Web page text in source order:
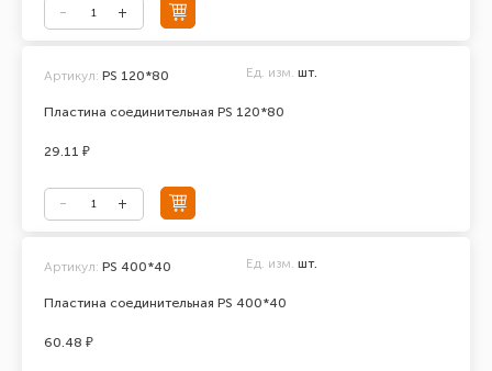
Пластина соединительная PS 120*80
Артикул: PS 120*80 Ед. изм. шт.
29.11 ₽
Пластина соединительная PS 400*40
Артикул: PS 400*40 Ед. изм. шт.
60.48 ₽